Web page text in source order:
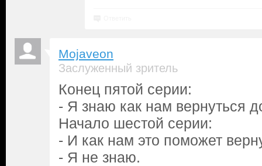
Mojaveon
Заслуженный зритель
Конец пятой серии:
- Я знаю как нам вернуться
Начало шестой серии:
- И как нам это поможет
- Я не знаю.